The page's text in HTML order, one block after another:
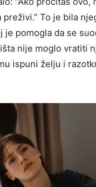
preživi.” To je bila
je pomogla da se
nije moglo vratiti
ispuni želju i